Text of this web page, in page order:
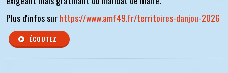
Plus d'infos surhttps://www.amf49.fr/territoires-danjou-2026
ÉCOUTEZ